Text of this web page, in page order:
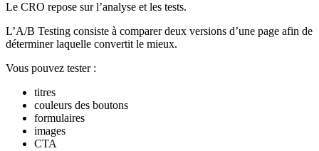
Le CRO repose sur l’analyse et les tests.
L’A/B Testing consiste à comparer deux versions d’une page afin de
déterminer laquelle convertit le mieux.
Vous pouvez tester :
titres
couleurs des boutons
formulaires
images
CTA